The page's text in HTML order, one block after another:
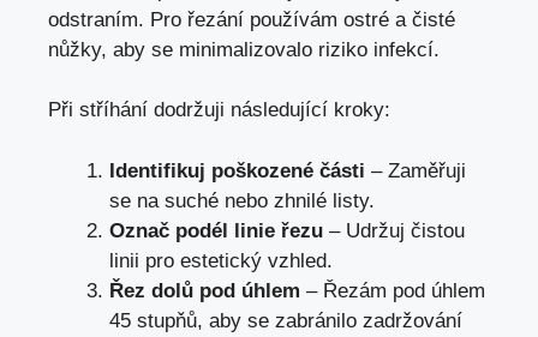
odstraním. Pro řezání používám ostré a čisté
nůžky, aby se minimalizovalo riziko infekcí.
Při stříhání dodržuji následující kroky:
Identifikuj poškozené části – Zaměřuji
se na suché nebo zhnilé listy.
Označ podél linie řezu – Udržuj čistou
linii pro estetický vzhled.
Řez dolů pod úhlem – Řezám pod úhlem
45 stupňů, aby se zabránilo zadržování